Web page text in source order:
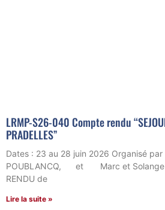
LRMP-S26-040 Compte rendu
PRADELLES”
Dates : 23 au 28 juin 2026 Organisé
POUBLANCQ, et Marc et Solange
RENDU de
Lire la suite »